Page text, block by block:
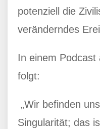
potenziell die
veränderndes
In einem Podcast
folgt:
„Wir befinden
Singularität; das